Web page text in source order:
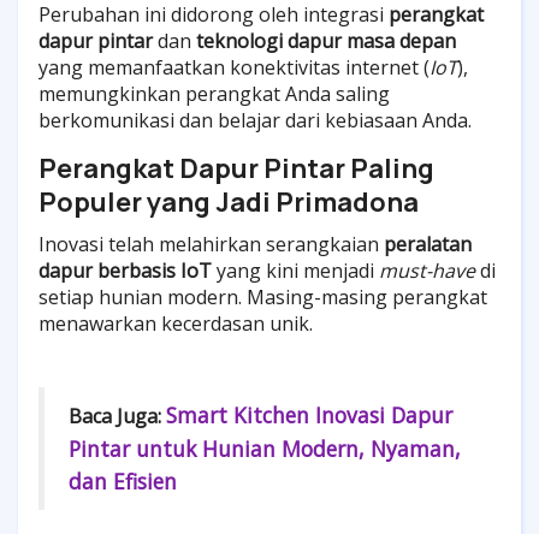
Perubahan ini didorong oleh integrasi perangkat
dapur pintardan teknologi dapur masa depan
yang memanfaatkan konektivitas internet (IoT),
memungkinkan perangkat Anda saling
berkomunikasi dan belajar dari kebiasaan Anda.
Perangkat Dapur Pintar Paling
Populer yang Jadi Primadona
Inovasi telah melahirkan serangkaian peralatan
dapur berbasis IoTyang kini menjadi must-havedi
setiap hunian modern. Masing-masing perangkat
menawarkan kecerdasan unik.
Baca Juga:Smart Kitchen Inovasi Dapur
Pintar untuk Hunian Modern, Nyaman,
dan Efisien